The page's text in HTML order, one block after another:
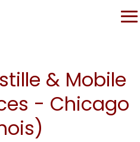
& Mobile
- Chicago